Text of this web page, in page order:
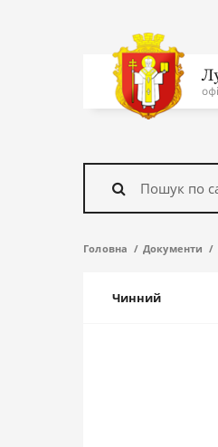
На
головну
Знайти
Головна Документи
Чинний